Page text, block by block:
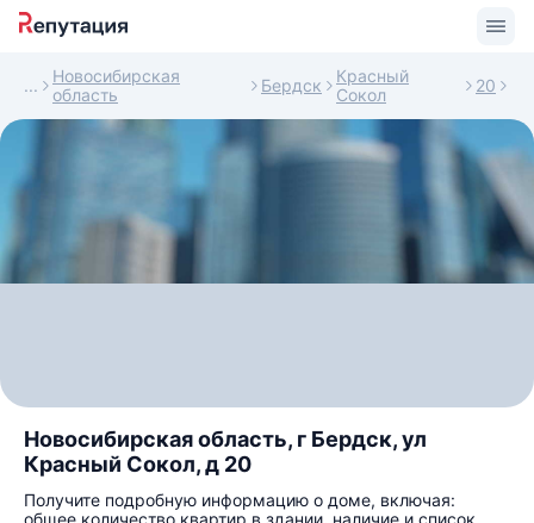
Новосибирская
область
Бердск
Красный
Сокол
20
Новосибирская область, г Бердск, ул
Красный Сокол, д 20
Получите подробную информацию о доме, включая:
общее количество квартир в здании, наличие и список